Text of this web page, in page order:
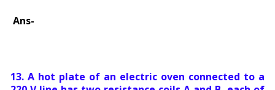
Ans-
13. A hot plate of an electric oven connected to a